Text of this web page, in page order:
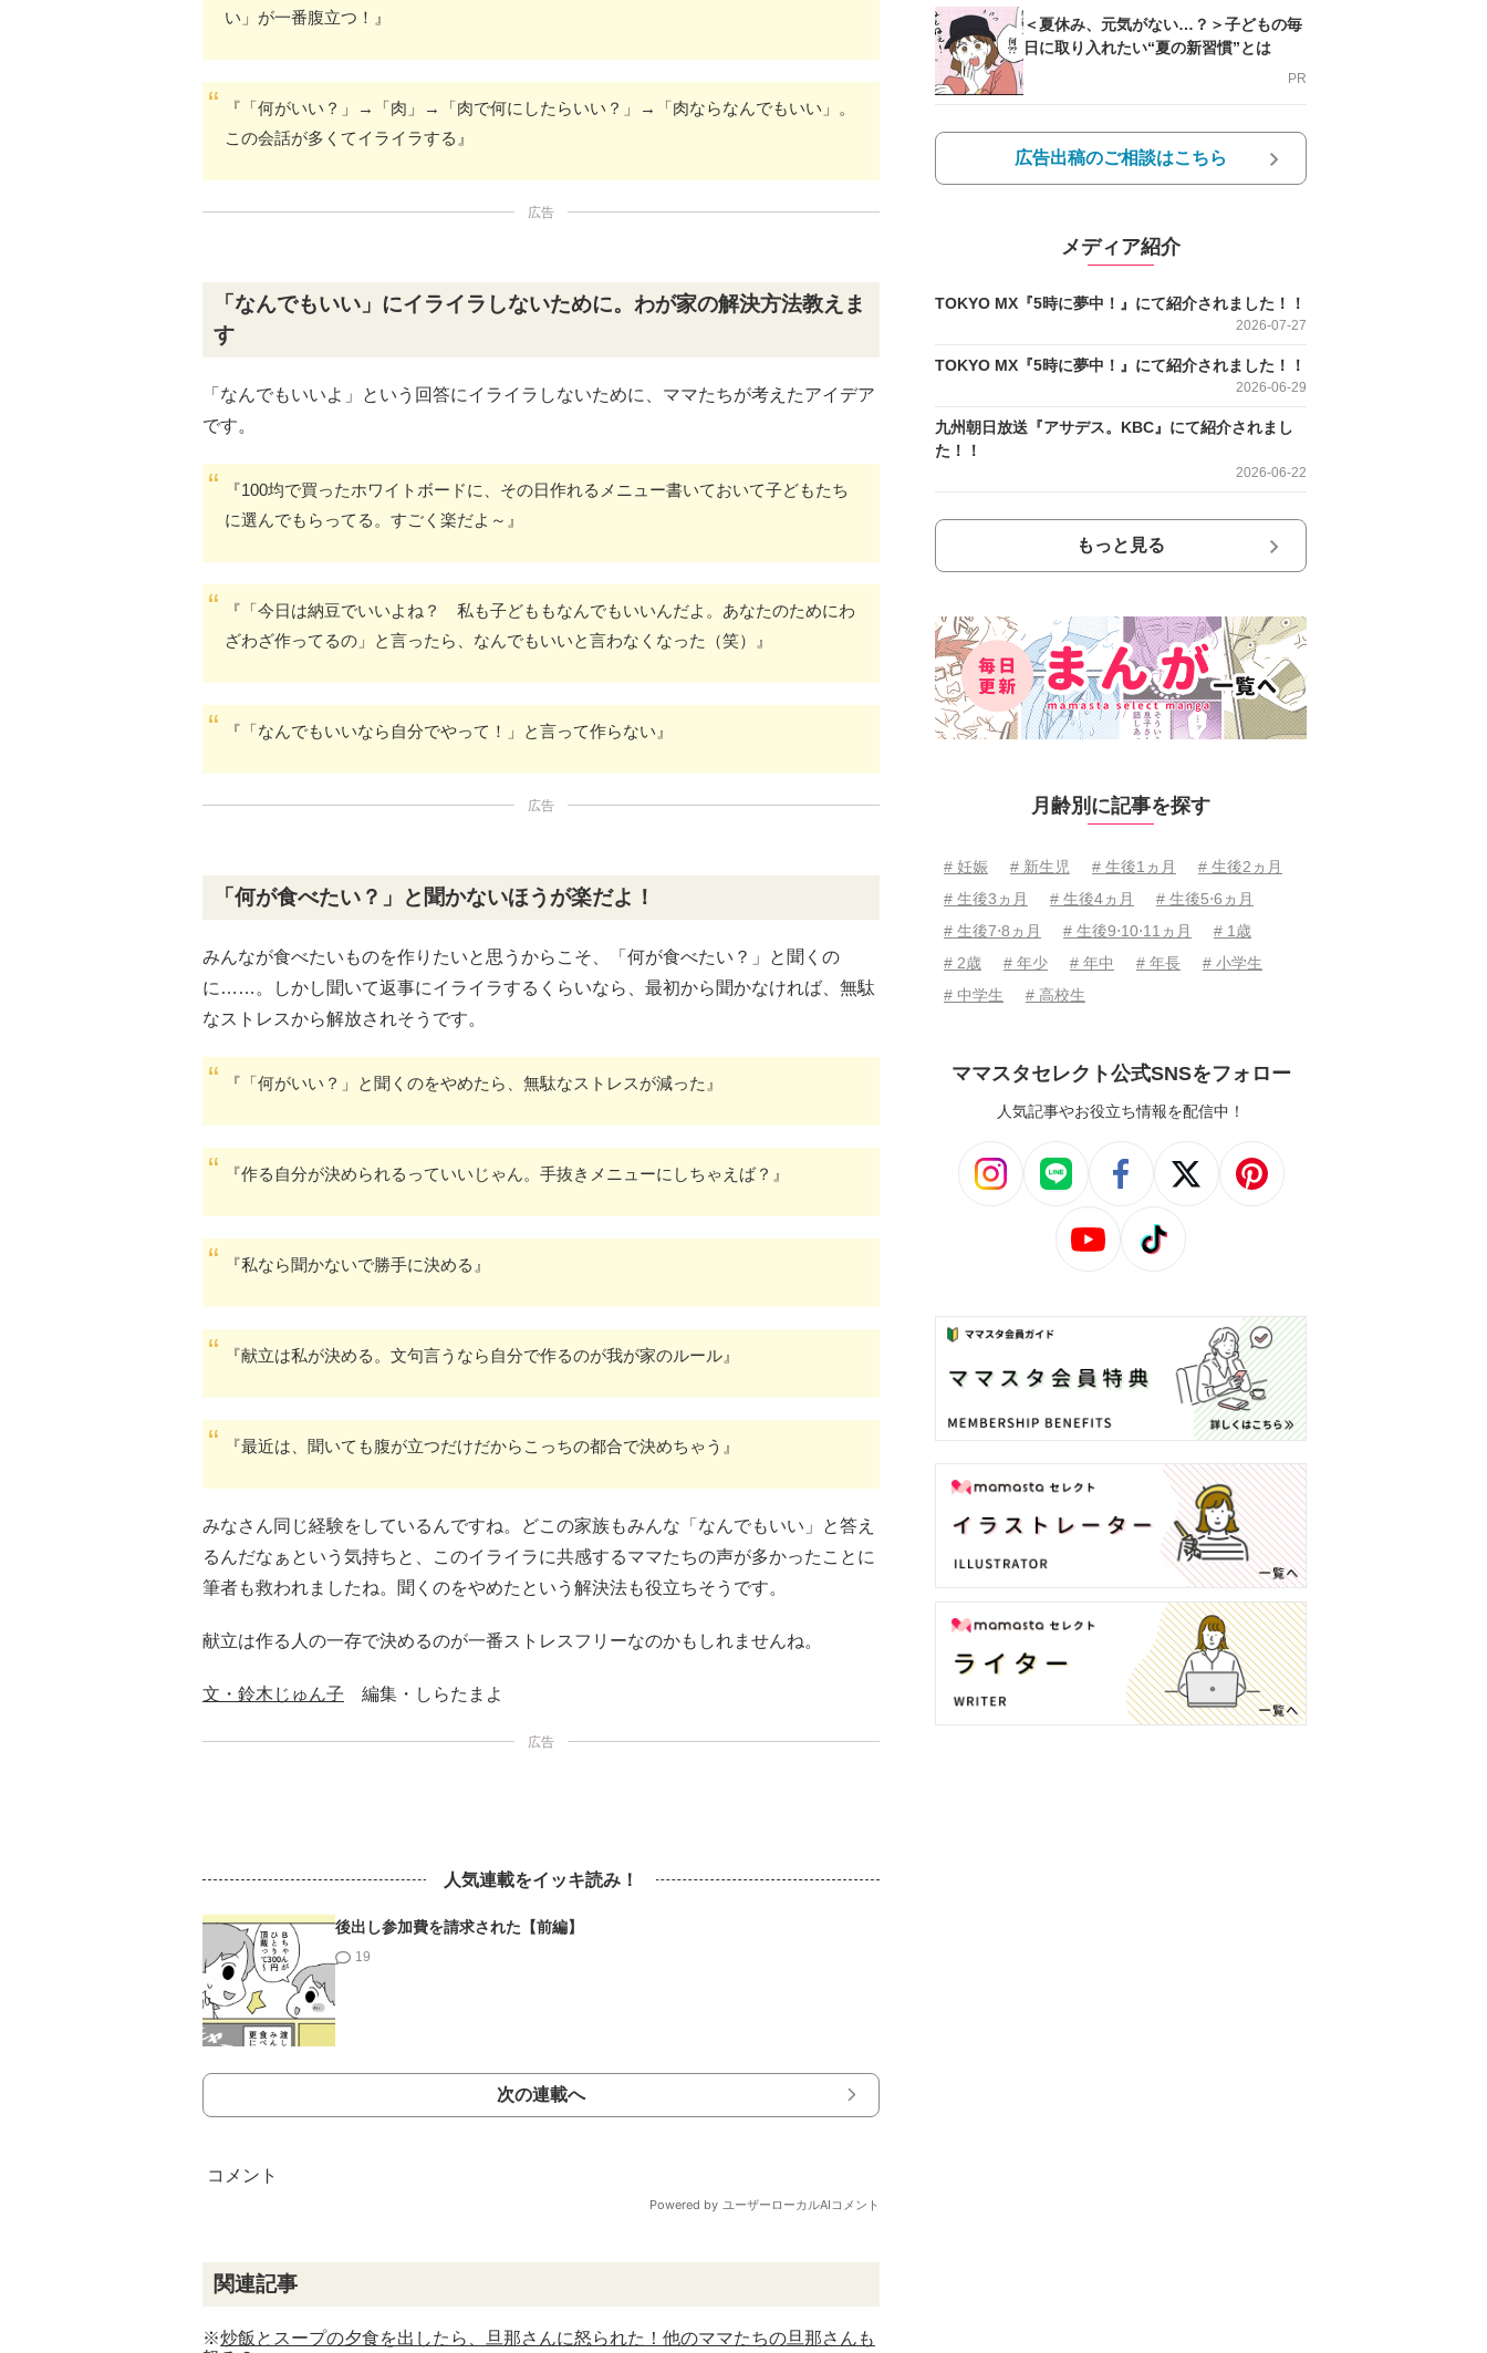
い」が一番腹立つ！』
『「何がいい？」→「肉」→「肉で何にしたらいい？」→「肉ならなんでもいい」。
この会話が多くてイライラする』
広告
「なんでもいい」にイライラしないために。わが家の解決方法教えま
す
「なんでもいいよ」という回答にイライラしないために、ママたちが考えたアイデア
です。
『100均で買ったホワイトボードに、その日作れるメニュー書いておいて子どもたち
に選んでもらってる。すごく楽だよ～』
『「今日は納豆でいいよね？ 私も子どももなんでもいいんだよ。あなたのためにわ
ざわざ作ってるの」と言ったら、なんでもいいと言わなくなった（笑）』
『「なんでもいいなら自分でやって！」と言って作らない』
広告
「何が食べたい？」と聞かないほうが楽だよ！
みんなが食べたいものを作りたいと思うからこそ、「何が食べたい？」と聞くの
に……。しかし聞いて返事にイライラするくらいなら、最初から聞かなければ、無駄
なストレスから解放されそうです。
『「何がいい？」と聞くのをやめたら、無駄なストレスが減った』
『作る自分が決められるっていいじゃん。手抜きメニューにしちゃえば？』
『私なら聞かないで勝手に決める』
『献立は私が決める。文句言うなら自分で作るのが我が家のルール』
『最近は、聞いても腹が立つだけだからこっちの都合で決めちゃう』
みなさん同じ経験をしているんですね。どこの家族もみんな「なんでもいい」と答え
るんだなぁという気持ちと、このイライラに共感するママたちの声が多かったことに
筆者も救われましたね。聞くのをやめたという解決法も役立ちそうです。
献立は作る人の一存で決めるのが一番ストレスフリーなのかもしれませんね。
文・鈴木じゅん子 編集・しらたまよ
広告
人気連載をイッキ読み！
後出し参加費を請求された【前編】
19
次の連載へ
関連記事
※炒飯とスープの夕食を出したら、旦那さんに怒られた！他のママたちの旦那さんも
＜夏休み、元気がない…？＞子どもの毎
日に取り入れたい“夏の新習慣”とは
PR
広告出稿のご相談はこちら
メディア紹介
TOKYO MX『5時に夢中！』にて紹介されました！！
2026-07-27
TOKYO MX『5時に夢中！』にて紹介されました！！
2026-06-29
九州朝日放送『アサデス。KBC』にて紹介されまし
た！！
2026-06-22
もっと見る
月齢別に記事を探す
# 妊娠 # 新生児 # 生後1ヵ月
# 生後2ヵ月
# 生後3ヵ月
# 生後4ヵ月
# 生後5⋅6ヵ月
# 生後7⋅8ヵ月
# 生後9⋅10⋅11ヵ月
# 1歳
# 2歳
# 年少 # 年中 # 年長
# 小学生
# 中学生
# 高校生
ママスタセレクト公式SNSをフォロー
人気記事やお役立ち情報を配信中！